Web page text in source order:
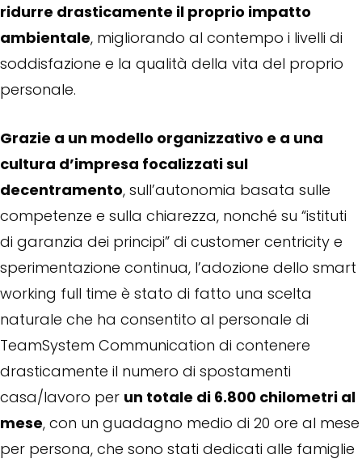
ridurre drasticamente il proprio impatto
ambientale, migliorando al contempo i livelli di
soddisfazione e la qualità della vita del proprio
personale.
Grazie a un modello organizzativo e a una
cultura d’impresa focalizzati sul
decentramento, sull’autonomia basata sulle
competenze e sulla chiarezza, nonché su “istituti
di garanzia dei principi” di customer centricity e
sperimentazione continua, l’adozione dello smart
working full time è stato di fatto una scelta
naturale che ha consentito al personale di
TeamSystem Communication di contenere
drasticamente il numero di spostamenti
casa/lavoro per un totale di 6.800 chilometri al
mese, con un guadagno medio di 20 ore al mese
per persona, che sono stati dedicati alle famiglie